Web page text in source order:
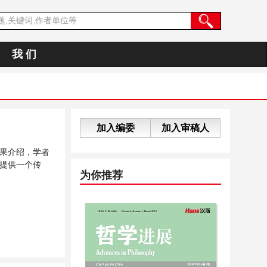
我 们
介绍，学者
供一个传
加入编委 加入审稿人
为你推荐